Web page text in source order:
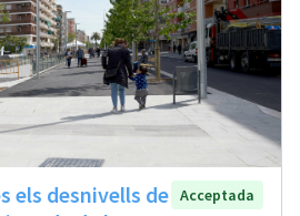
els desnivells de Acceptada